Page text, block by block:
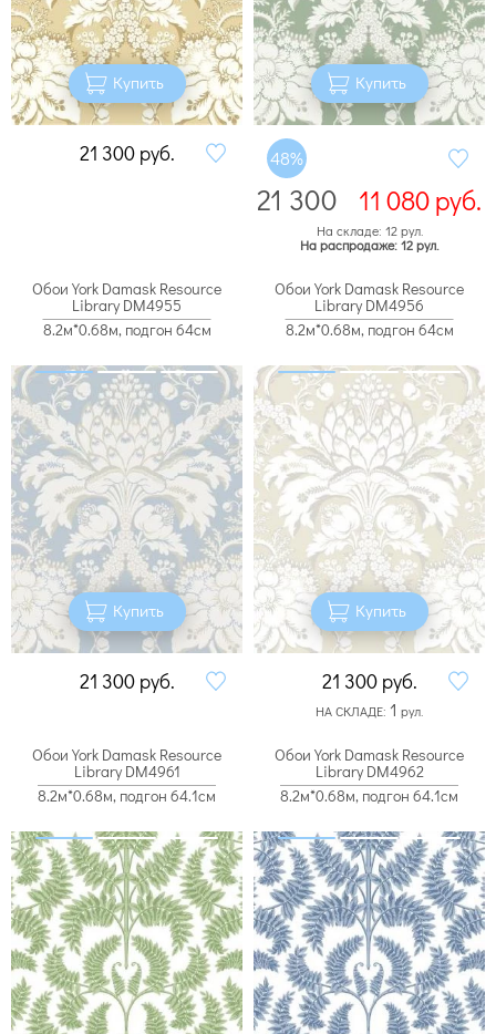
Купить
21 300 руб.
Купить
48%
21 300 11 080руб.
На складе: 12 рул.
На распродаже: 12 рул.
Обои York Damask Resource
Library DM4955
8.2м*0.68м, подгон 64см
Купить
21 300 руб.
Обои York Damask Resource
Library DM4956
8.2м*0.68м, подгон 64см
Купить
21 300 руб.
НА СКЛАДЕ: 1 рул.
Обои York Damask Resource
Library DM4961
8.2м*0.68м, подгон 64.1см
Обои York Damask Resource
Library DM4962
8.2м*0.68м, подгон 64.1см